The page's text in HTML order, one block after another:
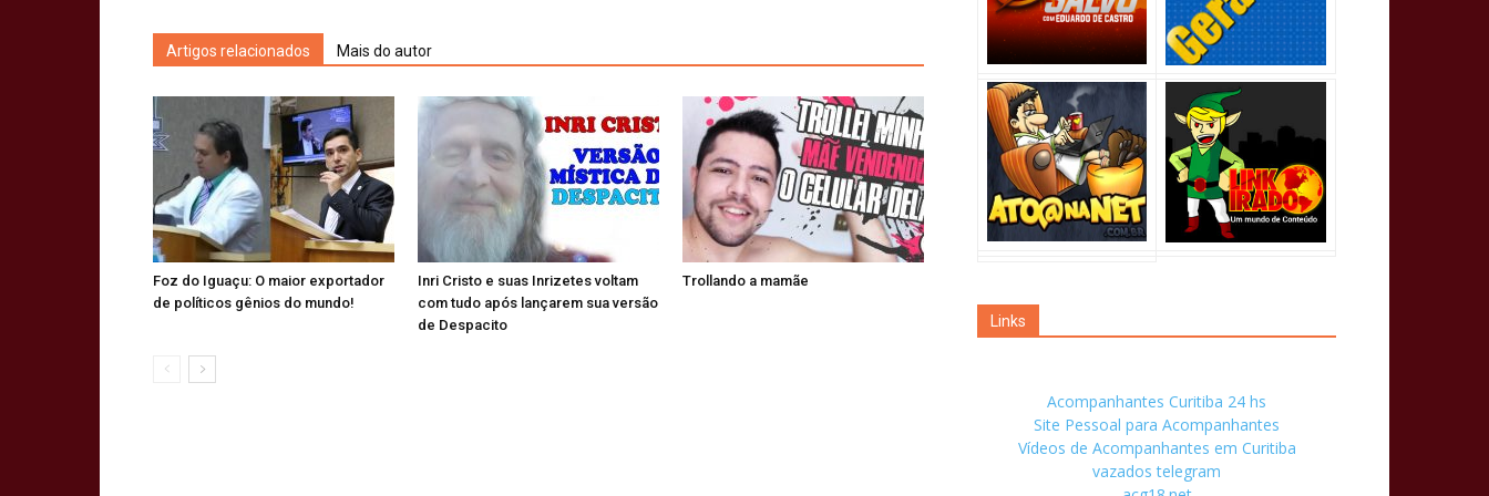
Artigos relacionados Mais do autor
Foz do Iguaçu: O maior exportador
de políticos gênios do mundo!
Inri Cristo e suas Inrizetes voltam
com tudo após lançarem sua versão
de Despacito
Trollando a mamãe
Links
Acompanhantes Curitiba 24 hs
Site Pessoal para Acompanhantes
Vídeos de Acompanhantes em Curitiba
vazados telegram